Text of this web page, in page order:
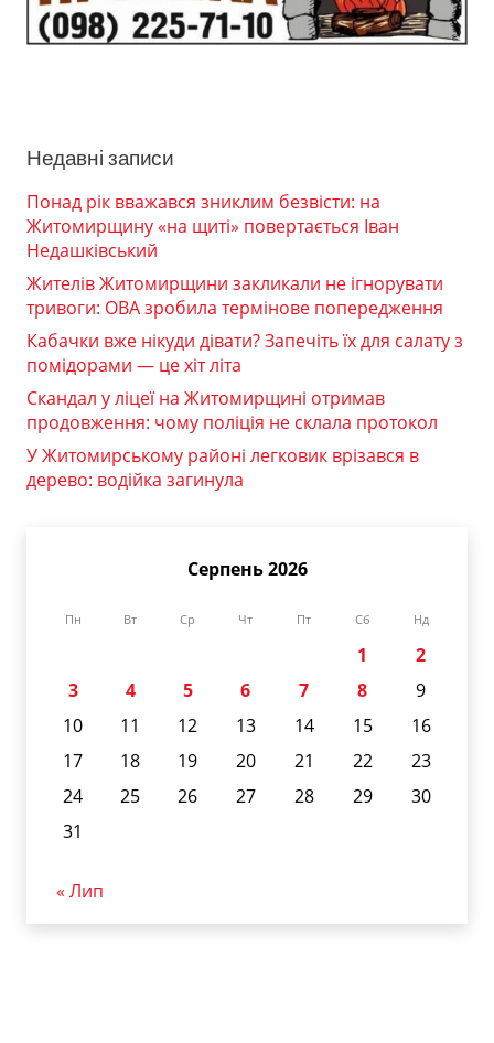
Недавні записи
Понад рік вважався зниклим безвісти: на
Житомирщину «на щиті» повертається Іван
Недашківський
Жителів Житомирщини закликали не ігнорувати
тривоги: ОВА зробила термінове попередження
Кабачки вже нікуди дівати? Запечіть їх для салату з
помідорами — це хіт літа
Скандал у ліцеї на Житомирщині отримав
продовження: чому поліція не склала протокол
У Житомирському районі легковик врізався в
дерево: водійка загинула
Серпень 2026
Пн Вт Ср Чт Пт Сб Нд
1
2
3
4 5 6 7 8
9
10
11 12 13 14 15
16
17
18 19 20 21 22
23
24
25 26 27 28 29
30
31
« Лип